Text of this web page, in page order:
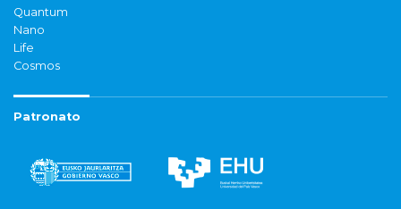
Quantum
Nano
Life
Cosmos
Patronato